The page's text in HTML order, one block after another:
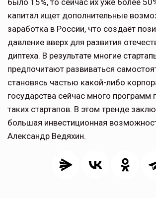
было 15%, то сейчас их уже более
капитал ищет дополнительные
заработка в России, что создаёт
давление вверх для развития
диптеха. В результате многие
предпочитают развиваться
становясь частью какой-либо
государства сейчас много программ
таких стартапов. В этом тренде
большая инвестиционная
Александр Ведяхин.